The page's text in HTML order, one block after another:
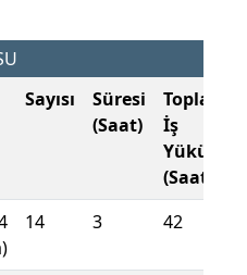
Sayısı
Süresi
(Saat)
Toplam
İş
Yükü
(Saat)
14 3 42